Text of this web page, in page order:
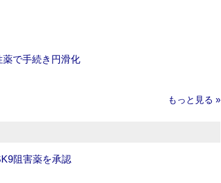
薬で手続き円滑化
もっと見る »
阻害薬を承認